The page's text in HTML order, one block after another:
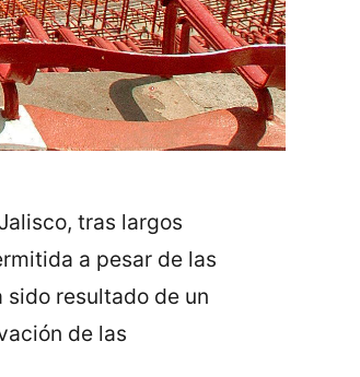
tras largos
a pesar de las
resultado de un
de las